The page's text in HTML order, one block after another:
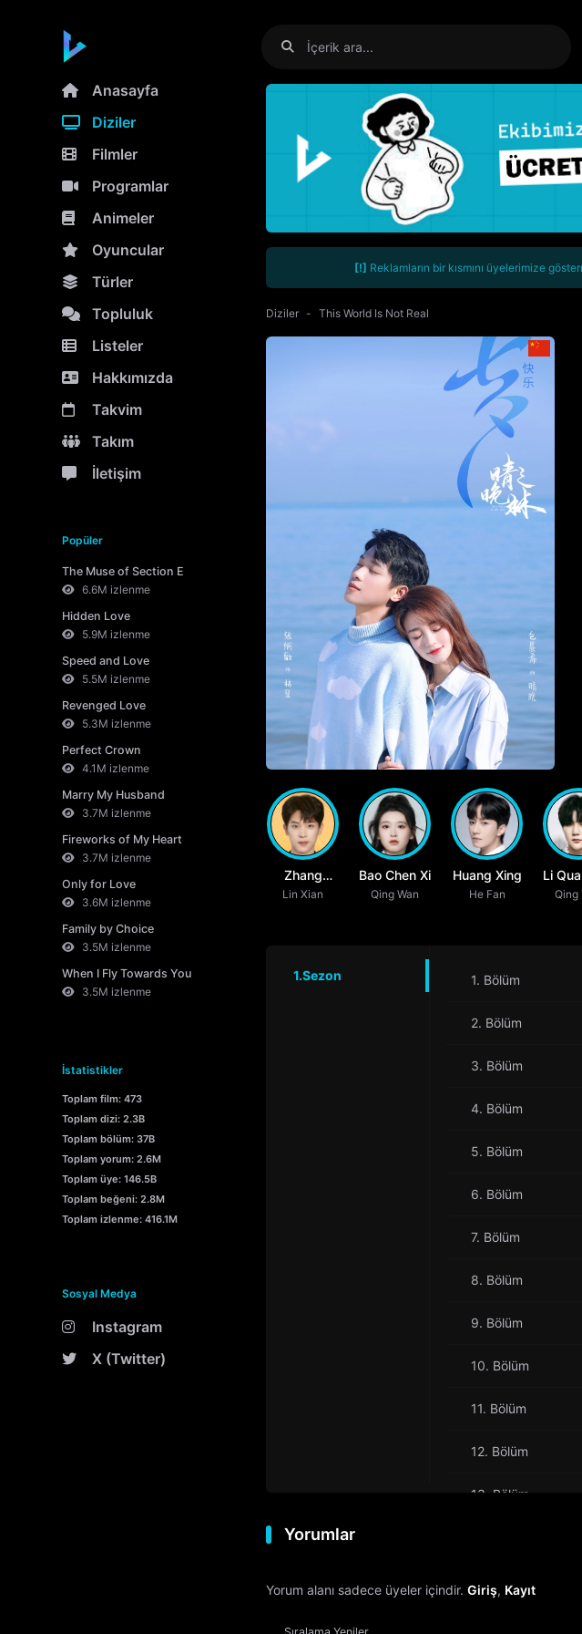
Anasayfa
Diziler
Filmler
Programlar
Animeler
Oyuncular
Türler
Topluluk
Listeler
Hakkımızda
Takvim
Takım
İletişim
Popüler
The Muse of Section E
6.6M izlenme
Hidden Love
5.9M izlenme
Speed and Love
5.5M izlenme
Revenged Love
5.3M izlenme
Perfect Crown
4.1M izlenme
Marry My Husband
3.7M izlenme
Fireworks of My Heart
3.7M izlenme
Only for Love
3.6M izlenme
Family by Choice
3.5M izlenme
When I Fly Towards You
3.5M izlenme
İstatistikler
Toplam film: 473
Toplam dizi: 2.3B
Toplam bölüm: 37B
Toplam yorum: 2.6M
Toplam üye: 146.5B
Toplam beğeni: 2.8M
Toplam izlenme: 416.1M
Sosyal Medya
Instagram
X (Twitter)
[!] Reklamların bir kısmını üyelerimize
Diziler This World Is Not Real
Zhang
Jiong Min
Lin Xian
Bao Chen Xi
Qing Wan
Huang Xing
He Fan
Li
Qing
1.Sezon 1. Bölüm
2. Bölüm
3. Bölüm
4. Bölüm
5. Bölüm
6. Bölüm
7. Bölüm
8. Bölüm
9. Bölüm
10. Bölüm
11. Bölüm
12. Bölüm
13. Bölüm
Yorumlar
Yorum alanı sadece üyeler içindir. Giriş, Kayıt